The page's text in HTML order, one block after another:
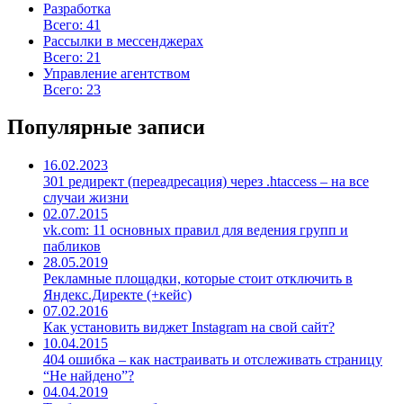
Разработка
Всего: 41
Рассылки в мессенджерах
Всего: 21
Управление агентством
Всего: 23
Популярные записи
16.02.2023
301 редирект (переадресация) через .htaccess – на все
случаи жизни
02.07.2015
vk.com: 11 основных правил для ведения групп и
пабликов
28.05.2019
Рекламные площадки, которые стоит отключить в
Яндекс.Директе (+кейс)
07.02.2016
Как установить виджет Instagram на свой сайт?
10.04.2015
404 ошибка – как настраивать и отслеживать страницу
“Не найдено”?
04.04.2019